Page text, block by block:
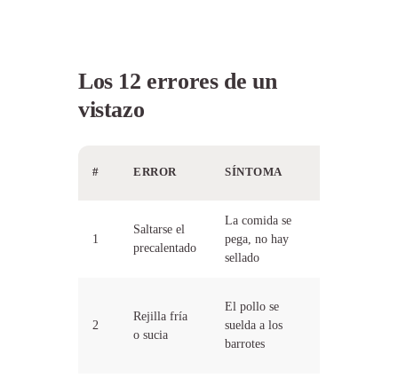
Los 12 errores de un
vistazo
# ERROR SÍNTOMA
1
Saltarse el
precalentado
La comida se
pega, no hay
sellado
2
Rejilla fría
o sucia
El pollo se
suelda a los
barrotes